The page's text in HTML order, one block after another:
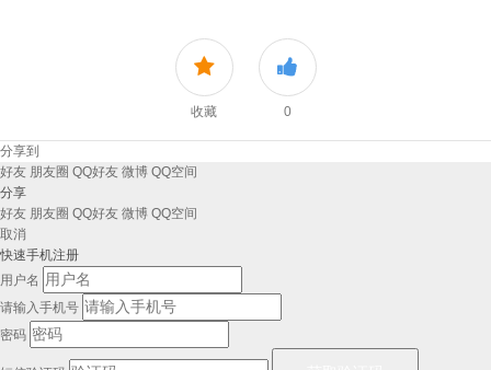
收藏 0
分享到
好友 朋友圈 QQ好友 微博 QQ空间
分享
好友 朋友圈 QQ好友 微博 QQ空间
取消
快速手机注册
用户名
请输入手机号
密码